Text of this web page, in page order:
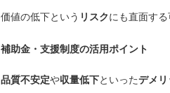
価値の低下という リスクにも直面する
補助金・支援制度の活用ポイント
品質不安定や収量低下といったデメリ